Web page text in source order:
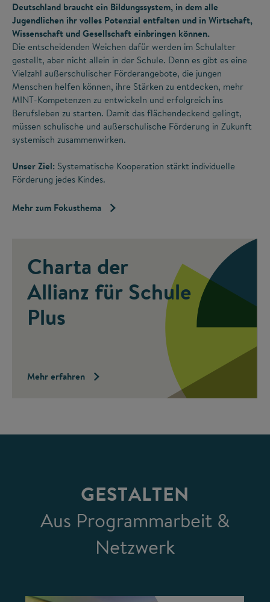
Deutschland braucht ein Bildungssystem, in dem alle
Jugendlichen ihr volles Potenzial entfalten und in Wirtschaft,
Wissenschaft und Gesellschaft einbringen können.
Die entscheidenden Weichen dafür werden im Schulalter
gestellt, aber nicht allein in der Schule. Denn es gibt es eine
Vielzahl außerschulischer Förderangebote, die jungen
Menschen helfen können, ihre Stärken zu entdecken, mehr
MINT-Kompetenzen zu entwickeln und erfolgreich ins
Berufsleben zu starten. Damit das flächendeckend gelingt,
müssen schulische und außerschulische Förderung in Zukunft
systemisch zusammenwirken.
Unser Ziel: Systematische Kooperation stärkt individuelle
Förderung jedes Kindes.
Mehr zum Fokusthema
Charta der
Allianz für Schule
Plus
Mehr erfahren
GESTALTEN
Aus Programmarbeit &
Netzwerk